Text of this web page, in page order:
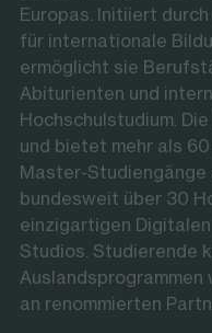
Europas. Initiiert
für internationale
ermöglicht sie
Abiturienten und
Hochschulstudium.
und bietet mehr als
Master-Studiengänge
bundesweit über 30
einzigartigen
Studios. Studierende
an renommierten